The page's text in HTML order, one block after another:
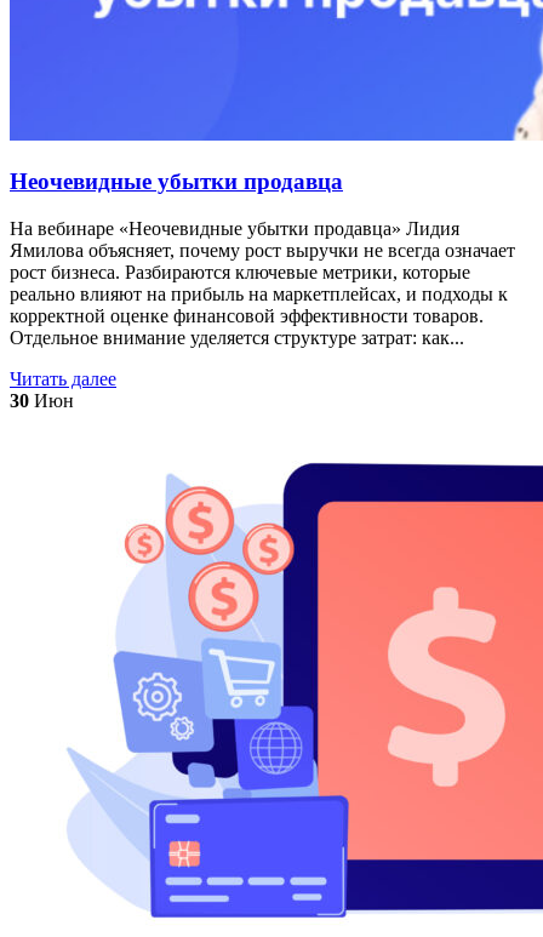
Неочевидные убытки продавца
На вебинаре «Неочевидные убытки продавца» Лидия
Ямилова объясняет, почему рост выручки не всегда означает
рост бизнеса. Разбираются ключевые метрики, которые
реально влияют на прибыль на маркетплейсах, и подходы к
корректной оценке финансовой эффективности товаров.
Отдельное внимание уделяется структуре затрат: как...
Читать далее
30 Июн